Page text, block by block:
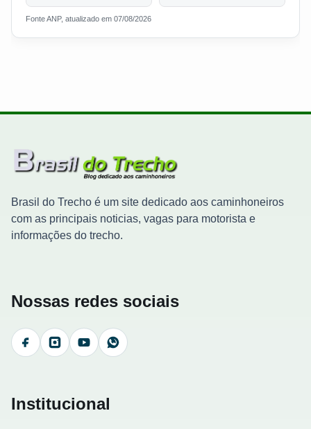
Fonte ANP, atualizado em 07/08/2026
Brasil do Trecho é um site dedicado aos caminhoneiros
com as principais noticias, vagas para motorista e
informações do trecho.
Nossas redes sociais
FacebookInstagramYouTubeWhatsApp
Institucional